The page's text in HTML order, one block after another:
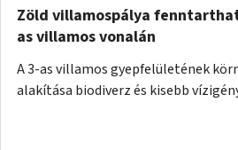
Zöld villamospálya
as villamos vonalán
A 3-as villamos gyepfelületének
alakítása biodiverz és kisebb